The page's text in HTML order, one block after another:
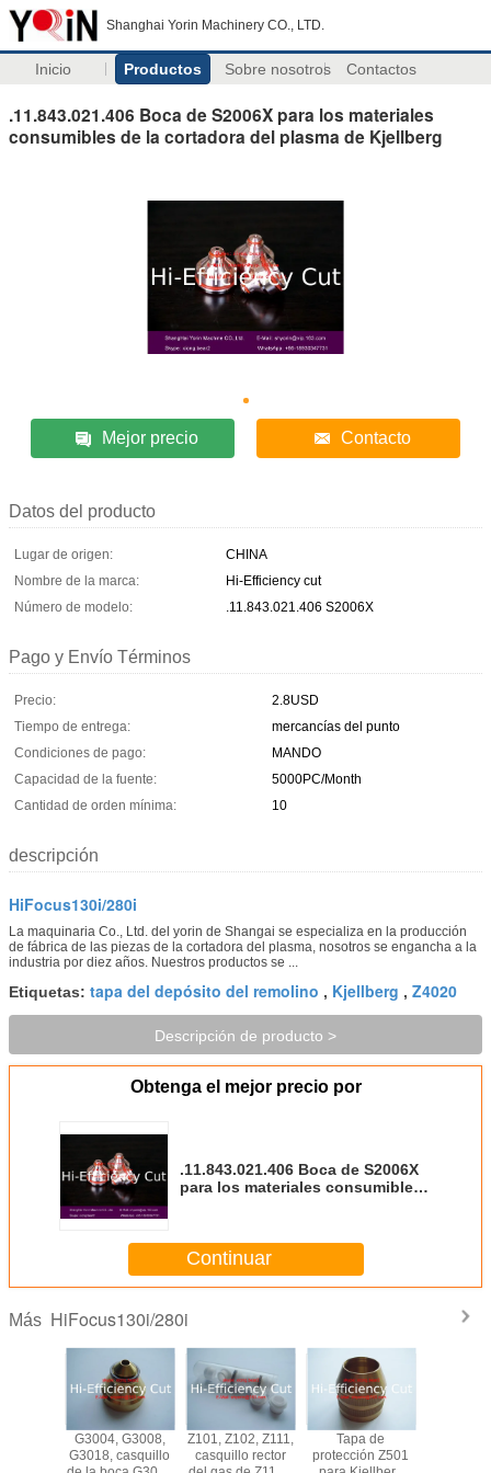
Shanghai Yorin Machinery CO., LTD.
Inicio Productos Sobre nosotros Contactos
.11.843.021.406 Boca de S2006X para los materiales
consumibles de la cortadora del plasma de Kjellberg
Mejor precio Contacto
Datos del producto
Lugar de origen:
CHINA
Nombre de la marca:
Hi-Efficiency cut
Número de modelo:
.11.843.021.406 S2006X
Pago y Envío Términos
Precio:
2.8USD
Tiempo de entrega:
mercancías del punto
Condiciones de pago:
MANDO
Capacidad de la fuente:
5000PC/Month
Cantidad de orden mínima:
10
descripción
HiFocus130i/280i
La maquinaria Co., Ltd. del yorin de Shangai se especializa en la producción
de fábrica de las piezas de la cortadora del plasma, nosotros se engancha a la
industria por diez años. Nuestros productos se ...
Etiquetas: tapa del depósito del remolino , Kjellberg , Z4020
Descripción de producto >
Obtenga el mejor precio por
.11.843.021.406 Boca de S2006X
para los materiales consumibles
Continuar
Más HiFocus130i/280i
G3004, G3008,
G3018, casquillo
Z101, Z102, Z111,
casquillo rector
Tapa de
protección Z501